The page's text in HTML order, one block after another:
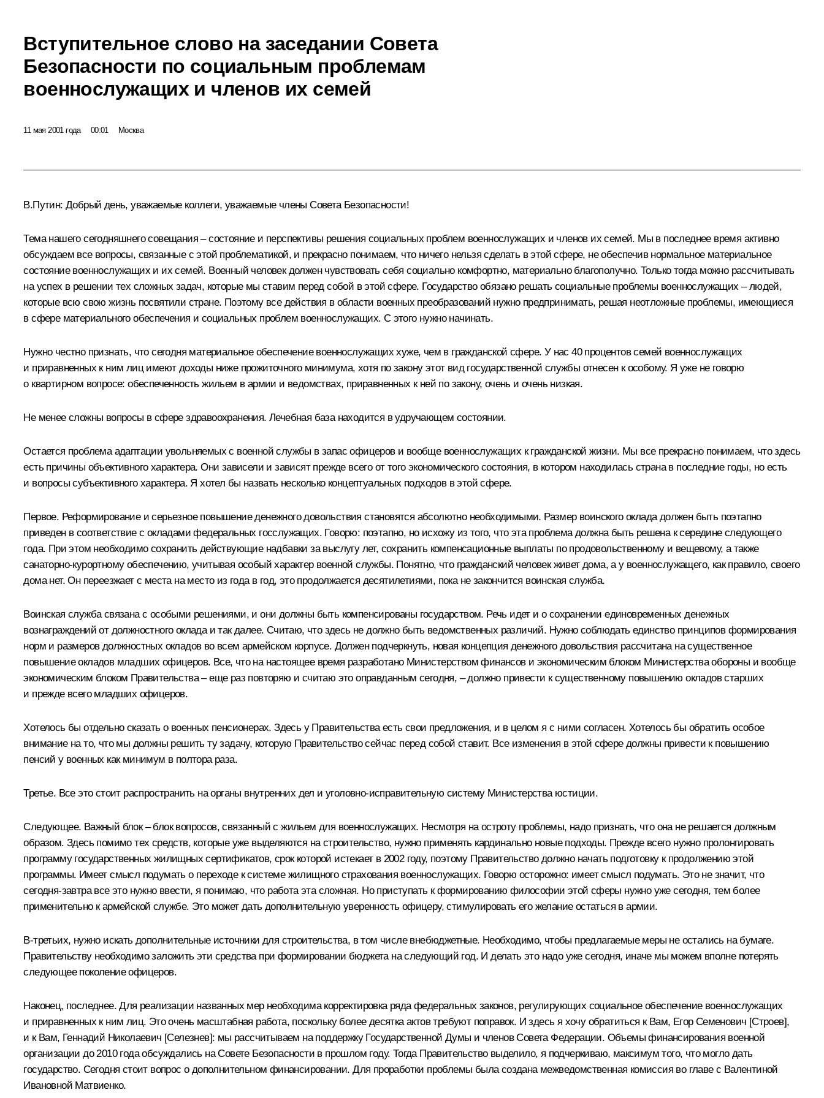
Вступительное слово на заседании Совета
Безопасности по социальным проблемам
военнослужащих и членов их семей
11 мая 2001 года 00:01 Москва
В.Путин: Добрый день, уважаемые коллеги, уважаемые члены Совета Безопасности!
Тема нашего сегодняшнего совещания – состояние и перспективы решения социальных проблем военнослужащих и членов их семей. Мы в последнее время активно
обсуждаем все вопросы, связанные с этой проблематикой, и прекрасно понимаем, что ничего нельзя сделать в этой сфере, не обеспечив нормальное материальное
состояние военнослужащих и их семей. Военный человек должен чувствовать себя социально комфортно, материально благополучно. Только тогда можно рассчитывать
на успех в решении тех сложных задач, которые мы ставим перед собой в этой сфере. Государство обязано решать социальные проблемы военнослужащих – людей,
которые всю свою жизнь посвятили стране. Поэтому все действия в области военных преобразований нужно предпринимать, решая неотложные проблемы, имеющиеся
в сфере материального обеспечения и социальных проблем военнослужащих. С этого нужно начинать.
Нужно честно признать, что сегодня материальное обеспечение военнослужащих хуже, чем в гражданской сфере. У нас 40 процентов семей военнослужащих
и приравненных к ним лиц имеют доходы ниже прожиточного минимума, хотя по закону этот вид государственной службы отнесен к особому. Я уже не говорю
о квартирном вопросе: обеспеченность жильем в армии и ведомствах, приравненных к ней по закону, очень и очень низкая.
Не менее сложны вопросы в сфере здравоохранения. Лечебная база находится в удручающем состоянии.
Остается проблема адаптации увольняемых с военной службы в запас офицеров и вообще военнослужащих к гражданской жизни. Мы все прекрасно понимаем, что здесь
есть причины объективного характера. Они зависели и зависят прежде всего от того экономического состояния, в котором находилась страна в последние годы, но есть
и вопросы субъективного характера. Я хотел бы назвать несколько концептуальных подходов в этой сфере.
Первое. Реформирование и серьезное повышение денежного довольствия становятся абсолютно необходимыми. Размер воинского оклада должен быть поэтапно
приведен в соответствие с окладами федеральных госслужащих. Говорю: поэтапно, но исхожу из того, что эта проблема должна быть решена к середине следующего
года. При этом необходимо сохранить действующие надбавки за выслугу лет, сохранить компенсационные выплаты по продовольственному и вещевому, а также
санаторно-курортному обеспечению, учитывая особый характер военной службы. Понятно, что гражданский человек живет дома, а у военнослужащего, как правило, своего
дома нет. Он переезжает с места на место из года в год, это продолжается десятилетиями, пока не закончится воинская служба.
Воинская служба связана с особыми решениями, и они должны быть компенсированы государством. Речь идет и о сохранении единовременных денежных
вознаграждений от должностного оклада и так далее. Считаю, что здесь не должно быть ведомственных различий. Нужно соблюдать единство принципов формирования
норм и размеров должностных окладов во всем армейском корпусе. Должен подчеркнуть, новая концепция денежного довольствия рассчитана на существенное
повышение окладов младших офицеров. Все, что на настоящее время разработано Министерством финансов и экономическим блоком Министерства обороны и вообще
экономическим блоком Правительства – еще раз повторяю и считаю это оправданным сегодня, – должно привести к существенному повышению окладов старших
и прежде всего младших офицеров.
Хотелось бы отдельно сказать о военных пенсионерах. Здесь у Правительства есть свои предложения, и в целом я с ними согласен. Хотелось бы обратить особое
внимание на то, что мы должны решить ту задачу, которую Правительство сейчас перед собой ставит. Все изменения в этой сфере должны привести к повышению
пенсий у военных как минимум в полтора раза.
Третье. Все это стоит распространить на органы внутренних дел и уголовно-исправительную систему Министерства юстиции.
Следующее. Важный блок – блок вопросов, связанный с жильем для военнослужащих. Несмотря на остроту проблемы, надо признать, что она не решается должным
образом. Здесь помимо тех средств, которые уже выделяются на строительство, нужно применять кардинально новые подходы. Прежде всего нужно пролонгировать
программу государственных жилищных сертификатов, срок которой истекает в 2002 году, поэтому Правительство должно начать подготовку к продолжению этой
программы. Имеет смысл подумать о переходе к системе жилищного страхования военнослужащих. Говорю осторожно: имеет смысл подумать. Это не значит, что
сегодня-завтра все это нужно ввести, я понимаю, что работа эта сложная. Но приступать к формированию философии этой сферы нужно уже сегодня, тем более
применительно к армейской службе. Это может дать дополнительную уверенность офицеру, стимулировать его желание остаться в армии.
В‑третьих, нужно искать дополнительные источники для строительства, в том числе внебюджетные. Необходимо, чтобы предлагаемые меры не остались на бумаге.
Правительству необходимо заложить эти средства при формировании бюджета на следующий год. И делать это надо уже сегодня, иначе мы можем вполне потерять
следующее поколение офицеров.
Наконец, последнее. Для реализации названных мер необходима корректировка ряда федеральных законов, регулирующих социальное обеспечение военнослужащих
и приравненных к ним лиц. Это очень масштабная работа, поскольку более десятка актов требуют поправок. И здесь я хочу обратиться к Вам, Егор Семенович [Строев],
и к Вам, Геннадий Николаевич [Селезнев]: мы рассчитываем на поддержку Государственной Думы и членов Совета Федерации. Объемы финансирования военной
организации до 2010 года обсуждались на Совете Безопасности в прошлом году. Тогда Правительство выделило, я подчеркиваю, максимум того, что могло дать
государство. Сегодня стоит вопрос о дополнительном финансировании. Для проработки проблемы была создана межведомственная комиссия во главе с Валентиной
Ивановной Матвиенко.